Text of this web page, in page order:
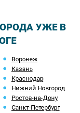
УЖЕ В
Воронеж
Казань
Краснодар
Нижний Новгород
Ростов-на-Дону
Санкт-Петербург